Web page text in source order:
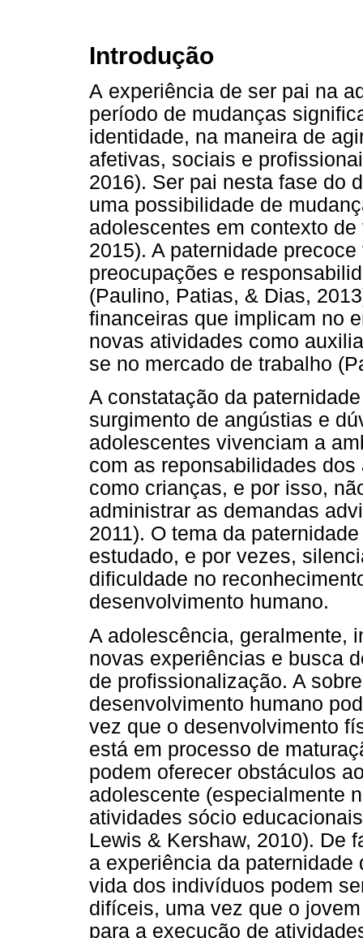
Introdução
A experiência de ser pai na
período de mudanças
identidade, na maneira de
afetivas, sociais e
2016). Ser pai nesta fase do
uma possibilidade de
adolescentes em contexto
2015). A paternidade
preocupações e
(Paulino, Patias, & Dias,
financeiras que implicam no
novas atividades como
se no mercado de trabalho
A constatação da
surgimento de angústias e
adolescentes vivenciam a
com as reponsabilidades
como crianças, e por isso,
administrar as demandas
2011). O tema da
estudado, e por vezes,
dificuldade no
desenvolvimento humano.
A adolescência, geralmente,
novas experiências e busca
de profissionalização. A
desenvolvimento humano
vez que o desenvolvimento
está em processo de
podem oferecer obstáculos
adolescente (especialmente
atividades sócio
Lewis & Kershaw, 2010). De
a experiência da
vida dos indivíduos podem
difíceis, uma vez que o
para a execução de